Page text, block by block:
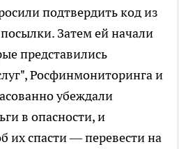
подтвердить код из
Затем ей начали
представились
Росфинмониторинга и
убеждали
в опасности, и
их спасти — перевести на